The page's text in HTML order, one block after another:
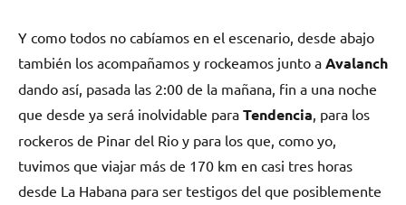
Y como todos no cabíamos en el escenario, desde abajo
también los acompañamos y rockeamos junto a Avalanch
dando así, pasada las 2:00 de la mañana, fin a una noche
que desde ya será inolvidable para Tendencia , para los
rockeros de Pinar del Rio y para los que, como yo,
tuvimos que viajar más de 170 km en casi tres horas
desde La Habana para ser testigos del que posiblemente